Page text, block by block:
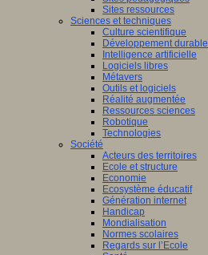
Sites ressources
Sciences et techniques
Culture scientifique
Développement durable
Intelligence artificielle
Logiciels libres
Métavers
Outils et logiciels
Réalité augmentée
Ressources sciences
Robotique
Technologies
Société
Acteurs des territoires
Ecole et structure
Economie
Ecosystème éducatif
Génération internet
Handicap
Mondialisation
Normes scolaires
Regards sur l’Ecole